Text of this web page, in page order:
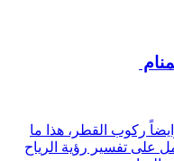
ركوب القطر، هذا ما
على تفسير رؤية الرياح